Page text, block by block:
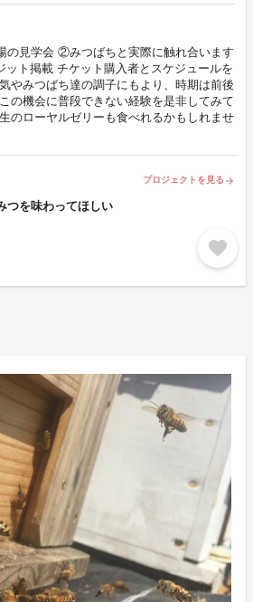
の見学会 ②みつばちと実際に触れ合います
ト掲載 チケット購入者とスケジュールを
やみつばち達の調子にもより、時期は前後
の機会に普段できない経験を是非してみて
のローヤルゼリーも食べれるかもしれませ
プロジェクトを見る arrow_forward
つを味わってほしい
favorite